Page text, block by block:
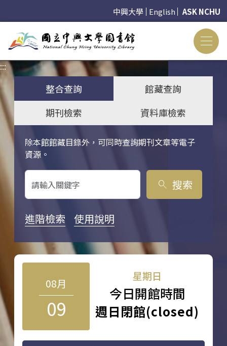
中興大學 English ASK NCHU
:::
整合查詢
館藏查詢
期刊檢索
資料庫檢索
除本館館藏目錄外，可同時查詢期刊文章等電子
資源。
關鍵字搜尋
search 搜索
進階檢索 使用說明
08月
09
星期日
今日開館時間
週日閉館(closed)